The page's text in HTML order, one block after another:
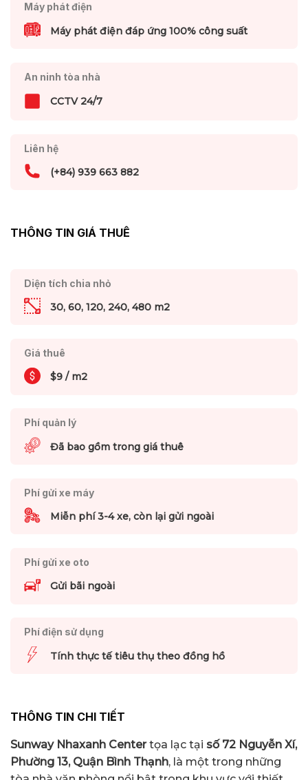
Máy phát điện
Máy phát điện đáp ứng 100% công suất
An ninh tòa nhà
CCTV 24/7
Liên hệ
(+84) 939 663 882
THÔNG TIN GIÁ THUÊ
Diện tích chia nhỏ
30, 60, 120, 240, 480 m2
Giá thuê
$9 / m2
Phí quản lý
Đã bao gồm trong giá thuê
Phí gửi xe máy
Miễn phí 3-4 xe, còn lại gửi ngoài
Phí gửi xe oto
Gửi bãi ngoài
Phí điện sử dụng
Tính thực tế tiêu thụ theo đồng hồ
THÔNG TIN CHI TIẾT
Sunway Nhaxanh Centertọa lạc tại số 72 Nguyễn Xí,
Phường 13, Quận Bình Thạnh, là một trong những